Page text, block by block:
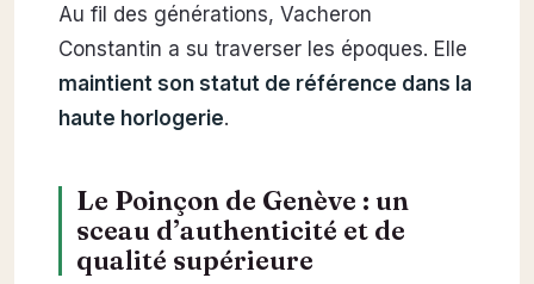
Au fil des générations, Vacheron
Constantin a su traverser les époques. Elle
maintient son statut de référence dans la
haute horlogerie.
Le Poinçon de Genève : un
sceau d’authenticité et de
qualité supérieure